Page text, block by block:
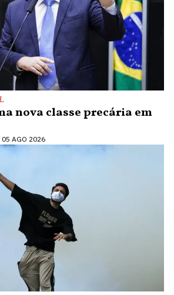
nova classe precária em
05 AGO 2026